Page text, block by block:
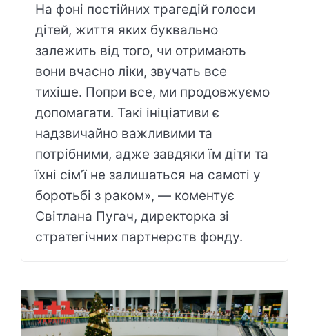
На фоні постійних трагедій голоси
дітей, життя яких буквально
залежить від того, чи отримають
вони вчасно ліки, звучать все
тихіше. Попри все, ми продовжуємо
допомагати. Такі ініціативи є
надзвичайно важливими та
потрібними, адже завдяки їм діти та
їхні сім’ї не залишаться на самоті у
боротьбі з раком», — коментує
Світлана Пугач, директорка зі
стратегічних партнерств фонду.